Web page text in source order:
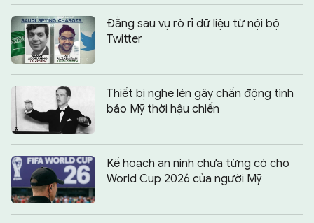
Đằng sau vụ rò rỉ dữ liệu từ nội bộ
Twitter
Thiết bị nghe lén gây chấn động tình
báo Mỹ thời hậu chiến
Kế hoạch an ninh chưa từng có cho
World Cup 2026 của người Mỹ